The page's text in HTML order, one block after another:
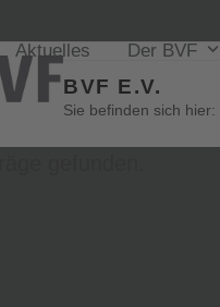
Aktuelles Der BVF
BVF E.V.
Sie befinden sich hier: